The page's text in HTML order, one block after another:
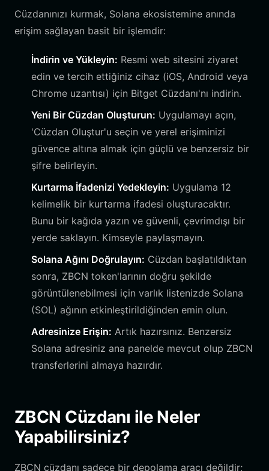
Cüzdanınızı kurmak, Solana ekosistemine anında
erişim sağlayan basit bir işlemdir:
İndirin ve Yükleyin: Resmi web sitesini ziyaret
edin ve tercih ettiğiniz cihaz (iOS, Android veya
Chrome uzantısı) için Bitget Cüzdanı'nı indirin.
Yeni Bir Cüzdan Oluşturun: Uygulamayı açın,
'Cüzdan Oluştur'u seçin ve yerel erişiminizi
güvence altına almak için güçlü ve benzersiz bir
şifre belirleyin.
Kurtarma İfadenizi Yedekleyin: Uygulama 12
kelimelik bir kurtarma ifadesi oluşturacaktır.
Bunu bir kağıda yazın ve güvenli, çevrimdışı bir
yerde saklayın. Kimseyle paylaşmayın.
Solana Ağını Doğrulayın: Cüzdan başlatıldıktan
sonra, ZBCN token'larının doğru şekilde
görüntülenebilmesi için varlık listenizde Solana
(SOL) ağının etkinleştirildiğinden emin olun.
Adresinize Erişin: Artık hazırsınız. Benzersiz
Solana adresiniz ana panelde mevcut olup ZBCN
transferlerini almaya hazırdır.
ZBCN Cüzdanı ile Neler
Yapabilirsiniz?
ZBCN cüzdanı sadece bir depolama aracı değildir;